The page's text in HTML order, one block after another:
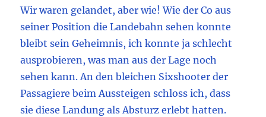
Wir waren gelandet, aber wie! Wie der Co aus
seiner Position die Landebahn sehen konnte
bleibt sein Geheimnis, ich konnte ja schlecht
ausprobieren, was man aus der Lage noch
sehen kann. An den bleichen Sixshooter der
Passagiere beim Aussteigen schloss ich, dass
sie diese Landung als Absturz erlebt hatten.